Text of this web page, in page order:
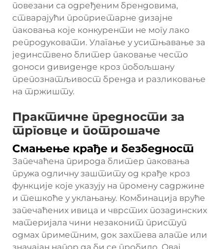
повезани са одређеним брендовима,
стварајући проприетарне дизајне
паковања које конкуренти не могу лако
репродуковати. Улагање у уситњавање за
јединствено блитер паковање често
доноси дивиденде кроз побољшану
препознатљивост бренда и разликовање
на тржишту.
Практичне предности за
трговце и потрошаче
Смањење крађе и безбедност
Запечаћена природа блитер паковања
пружа одличну заштиту од крађе кроз
функције које указују на промену садржине
и тешкоће у уклањању. Комбинација вруће
запечаћених ивица и чврстих позадинских
материјала чини незаконит приступ
одмах приметним, док захтева алате или
значајан напор да би се пробило. Овај